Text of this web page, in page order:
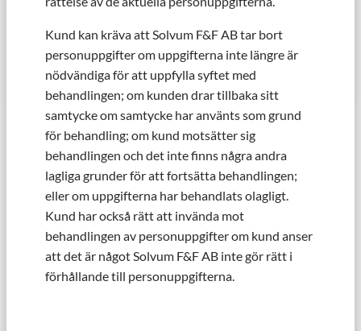
Kund kan kräva att Solvum F&F AB tar bort
personuppgifter om uppgifterna inte längre är
nödvändiga för att uppfylla syftet med
behandlingen; om kunden drar tillbaka sitt
samtycke om samtycke har använts som grund
för behandling; om kund motsätter sig
behandlingen och det inte finns några andra
lagliga grunder för att fortsätta behandlingen;
eller om uppgifterna har behandlats olagligt.
Kund har också rätt att invända mot
behandlingen av personuppgifter om kund anser
att det är något Solvum F&F AB inte gör rätt i
förhållande till personuppgifterna.